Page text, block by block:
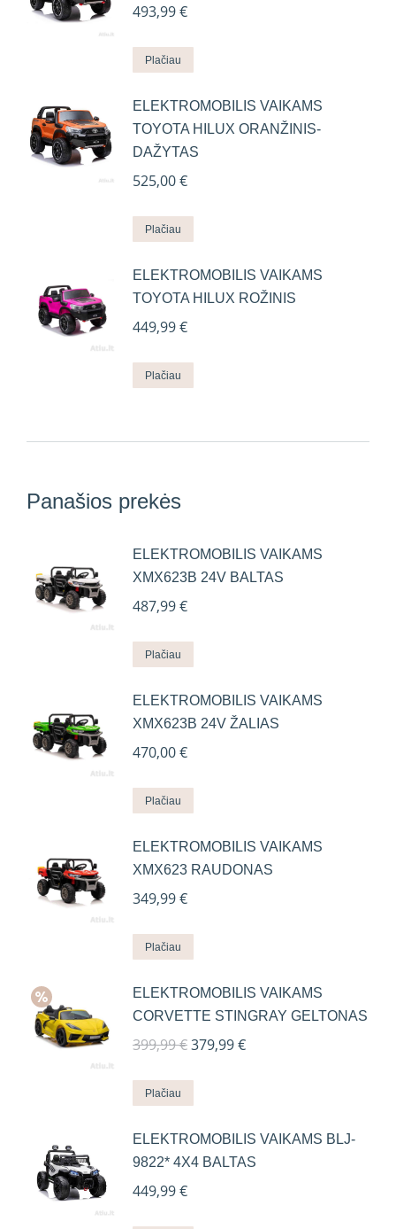
493,99€
Plačiau
ELEKTROMOBILIS VAIKAMS
TOYOTA HILUX ORANŽINIS-
DAŽYTAS
525,00€
Plačiau
ELEKTROMOBILIS VAIKAMS
TOYOTA HILUX ROŽINIS
449,99€
Plačiau
Panašios prekės
ELEKTROMOBILIS VAIKAMS
XMX623B 24V BALTAS
487,99€
Plačiau
ELEKTROMOBILIS VAIKAMS
XMX623B 24V ŽALIAS
470,00€
Plačiau
ELEKTROMOBILIS VAIKAMS
XMX623 RAUDONAS
349,99€
Plačiau
ELEKTROMOBILIS VAIKAMS
CORVETTE STINGRAY GELTONAS
399,99€Original
379,99€Current
Plačiau
ELEKTROMOBILIS VAIKAMS BLJ-
9822* 4X4 BALTAS
449,99€